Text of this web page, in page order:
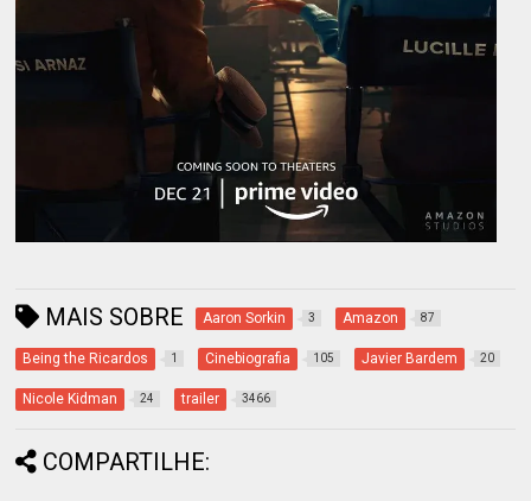
MAIS SOBRE Aaron Sorkin 3 Amazon 87
Being the Ricardos 1 Cinebiografia 105 Javier Bardem 20
Nicole Kidman 24 trailer 3466
COMPARTILHE: